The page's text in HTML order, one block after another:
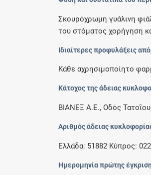
Σκουρόχρωμη γυάλινη
του στόματος χορήγηση
Ιδιαίτερες προφυλάξεις
Κάθε αχρησιμοποίητο
Κάτοχος της άδειας
ΒΙΑΝΕΞ Α.Ε., Οδός
Αριθμός άδειας
Ελλάδα: 51882 Κύπρος:
Ημερομηνία πρώτης